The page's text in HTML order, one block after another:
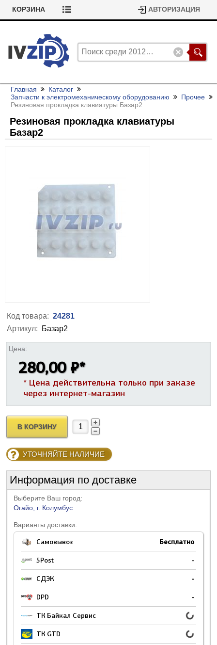
КОРЗИНА АВТОРИЗАЦИЯ
Главная
Каталог
Запчасти к электромеханическому оборудованию
Прочее
Резиновая прокладка клавиатуры Базар2
Резиновая прокладка клавиатуры
Базар2
Код товара: 24281
Артикул:
Базар2
Цена:
280,00 ₽*
* Цена действительна только при заказе
через интернет-магазин
В КОРЗИНУ
УТОЧНЯЙТЕ НАЛИЧИЕ
Информация по доставке
Выберите Ваш город:
Огайо, г. Колумбус
Варианты доставки:
Самовывоз Бесплатно
5Post -
СДЭК -
DPD -
ТК Байкал Сервис
ТК GTD